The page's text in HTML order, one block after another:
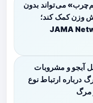
می‌تواند بدون
وزن کمک کند؛
آبجو و مشروبات
درباره ارتباط نوع
مرگ